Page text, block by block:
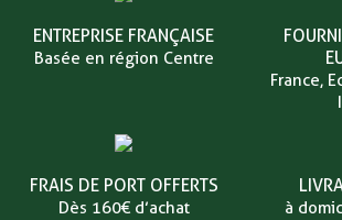
ENTREPRISE FRANÇAISE
Basée en région Centre
France,
FRAIS DE PORT OFFERTS
Dès 160€ d’achat à